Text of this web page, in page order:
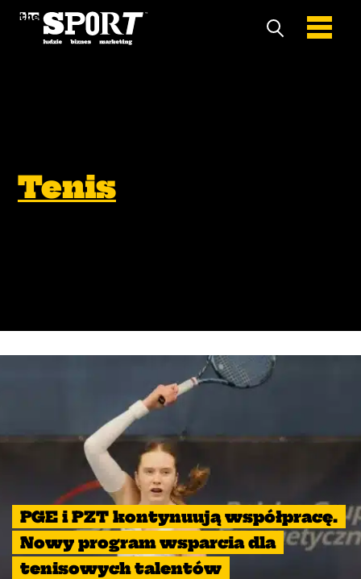
Tenis
PGE i PZT kontynuują współpracę.
Nowy program wsparcia dla
tenisowych talentów